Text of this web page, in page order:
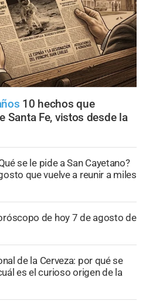
10 hechos que
Santa Fe, vistos desde la
se le pide a San Cayetano?
que vuelve a reunir a miles
de hoy 7 de agosto de
de la Cerveza: por qué se
es el curioso origen de la